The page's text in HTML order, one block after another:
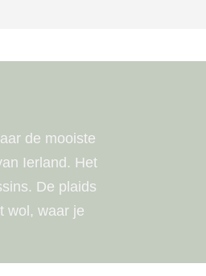
de mooiste
Ierland. Het
De plaids
wol, waar je